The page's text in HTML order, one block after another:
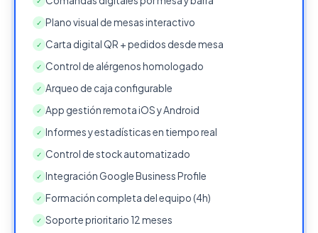
✓ Plano visual de mesas interactivo
✓ Carta digital QR + pedidos desde mesa
✓ Control de alérgenos homologado
✓ Arqueo de caja configurable
✓ App gestión remota iOS y Android
✓ Informes y estadísticas en tiempo real
✓ Control de stock automatizado
✓ Integración Google Business Profile
✓ Formación completa del equipo (4h)
✓ Soporte prioritario 12 meses